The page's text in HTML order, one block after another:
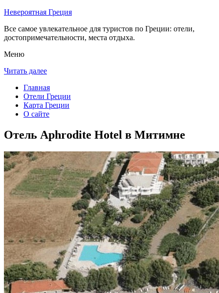
Невероятная Греция
Все самое увлекательное для туристов по Греции: отели,
достопримечательности, места отдыха.
Меню
Читать далее
Главная
Отели Греции
Карта Греции
О сайте
Отель Aphrodite Hotel в Митимне